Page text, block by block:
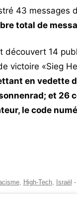
43 messages
total de
découvert 14
victoire «Sieg
en vedette
et 26
le code
, High-Tech, Israël